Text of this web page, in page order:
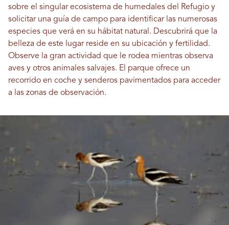
sobre el singular ecosistema de humedales del Refugio y
solicitar una guía de campo para identificar las numerosas
especies que verá en su hábitat natural. Descubrirá que la
belleza de este lugar reside en su ubicación y fertilidad.
Observe la gran actividad que le rodea mientras observa
aves y otros animales salvajes. El parque ofrece un
recorrido en coche y senderos pavimentados para acceder
a las zonas de observación.